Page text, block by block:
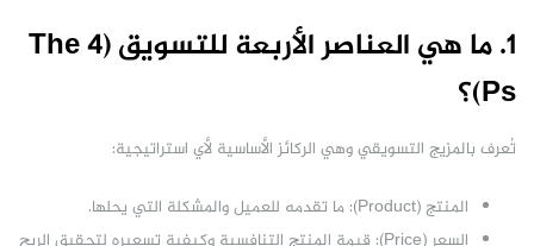
1. ما هي العناصر الأربعة للتسويق (The 4
Ps)؟
تُعرف بالمزيج التسويقي وهي الركائز الأساسية لأي استراتيجية:
المنتج (Product): ما تقدمه للعميل والمشكلة التي يحلها.